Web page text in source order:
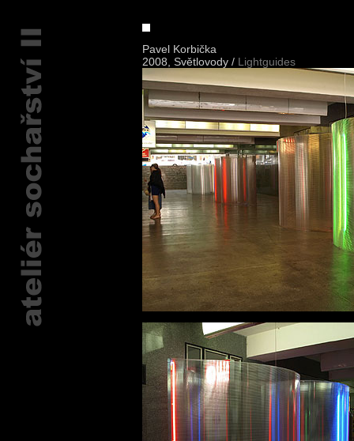
Pavel Korbička
2008, Světlovody / Lightguides